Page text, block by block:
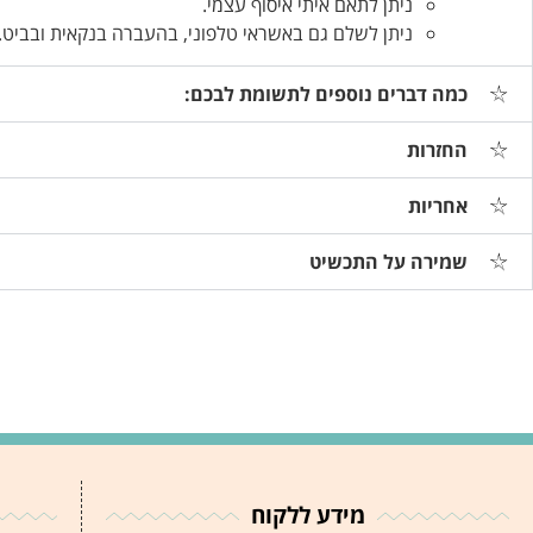
ניתן לשלם גם באשראי טלפוני, בהעברה בנקאית ובביט.
כמה דברים נוספים לתשומת לבכם:
החזרות
אחריות
שמירה על התכשיט
מידע ללקוח